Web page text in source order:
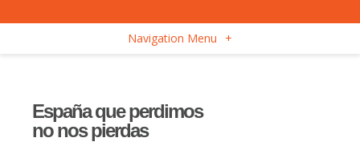
Navigation Menu +
España que perdimos
no nos pierdas